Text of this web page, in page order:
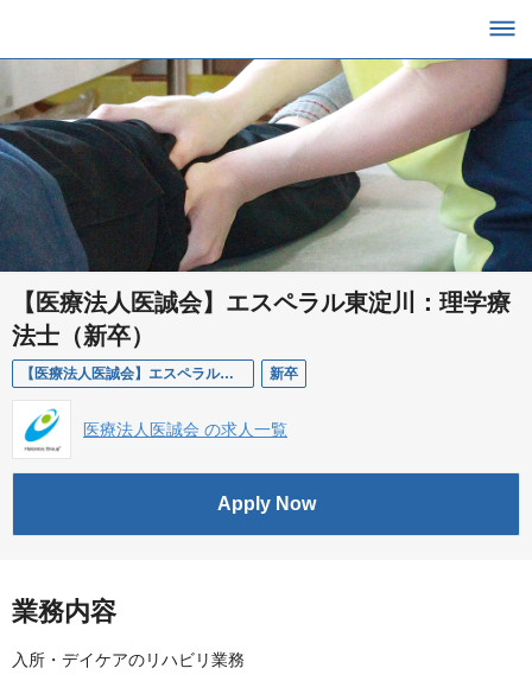
【医療法人医誠会】エスペラル東淀川：理学療
法士（新卒）
【医療法人医誠会】エスペラル東淀川：理学療法士（新卒） 新卒
医療法人医誠会 の求人一覧
Apply Now
業務内容
入所・デイケアのリハビリ業務